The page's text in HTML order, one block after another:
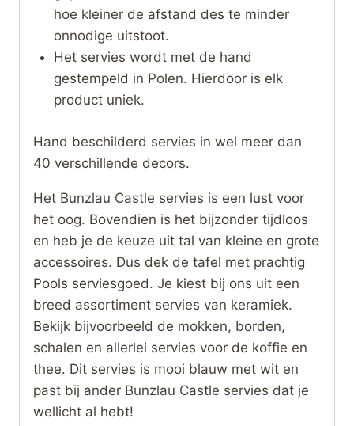
hoe kleiner de afstand des te minder
onnodige uitstoot.
Het servies wordt met de hand
gestempeld in Polen. Hierdoor is elk
product uniek.
Hand beschilderd servies in wel meer dan
40 verschillende decors.
Het Bunzlau Castle servies is een lust voor
het oog. Bovendien is het bijzonder tijdloos
en heb je de keuze uit tal van kleine en grote
accessoires. Dus dek de tafel met prachtig
Pools serviesgoed. Je kiest bij ons uit een
breed assortiment servies van keramiek.
Bekijk bijvoorbeeld de mokken, borden,
schalen en allerlei servies voor de koffie en
thee. Dit servies is mooi blauw met wit en
past bij ander Bunzlau Castle servies dat je
wellicht al hebt!